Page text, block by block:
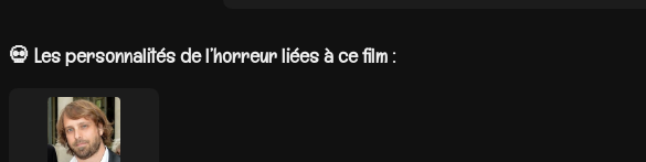
💀 Les personnalités de l’horreur liées à ce film :